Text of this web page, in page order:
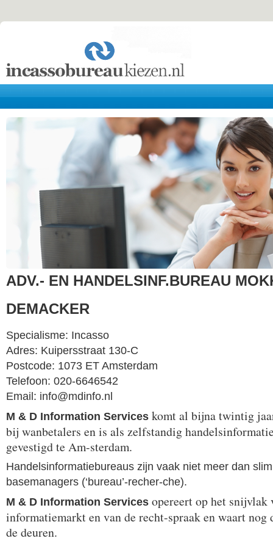
ADV.- EN HANDELSINF.BUREAU
DEMACKER
Specialisme: Incasso
Adres: Kuipersstraat 130-C
Postcode: 1073 ET Amsterdam
Telefoon: 020-6646542
Email: info@mdinfo.nl
M & D Information Services komt al bijna twintig
bij wanbetalers en is als zelfstandig
gevestigd te Am-sterdam.
Handelsinformatiebureaus zijn vaak niet meer dan
basemanagers (‘bureau’-recher-che).
M & D Information Services opereert op het snijvlak
informatiemarkt en van de recht-spraak en waart nog
de deuren.